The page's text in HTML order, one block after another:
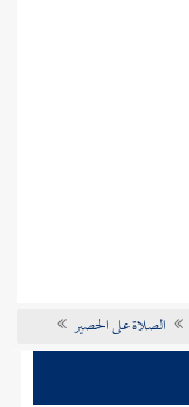
الصلاة على الحصير